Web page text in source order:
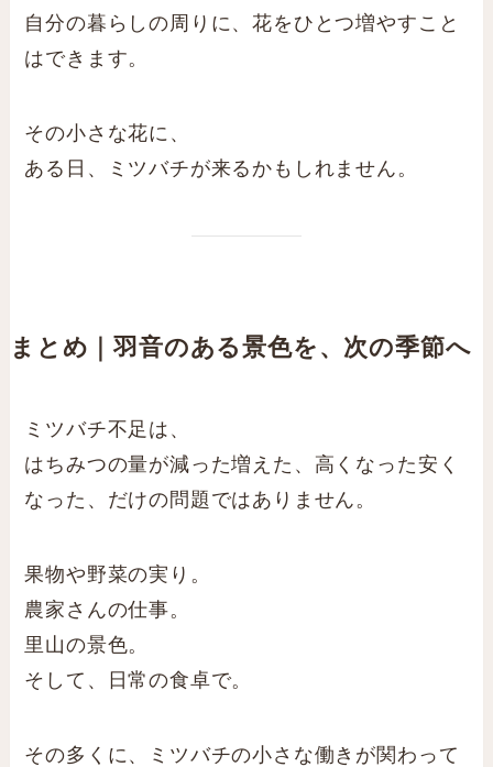
自分の暮らしの周りに、花をひとつ増やすこと
はできます。
その小さな花に、
ある日、ミツバチが来るかもしれません。
まとめ｜羽音のある景色を、次の季節へ
ミツバチ不足は、
はちみつの量が減った増えた、高くなった安く
なった、だけの問題ではありません。
果物や野菜の実り。
農家さんの仕事。
里山の景色。
そして、日常の食卓で。
その多くに、ミツバチの小さな働きが関わって